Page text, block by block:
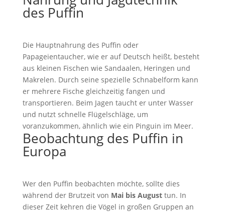
des Puffin
Die Hauptnahrung des Puffin oder
Papageientaucher, wie er auf Deutsch heißt, besteht
aus kleinen Fischen wie Sandaalen, Heringen und
Makrelen. Durch seine spezielle Schnabelform kann
er mehrere Fische gleichzeitig fangen und
transportieren. Beim Jagen taucht er unter Wasser
und nutzt schnelle Flügelschläge, um
voranzukommen, ähnlich wie ein Pinguin im Meer.
Beobachtung des Puffin in
Europa
Wer den Puffin beobachten möchte, sollte dies
während der Brutzeit von Mai bis Augusttun. In
dieser Zeit kehren die Vögel in großen Gruppen an